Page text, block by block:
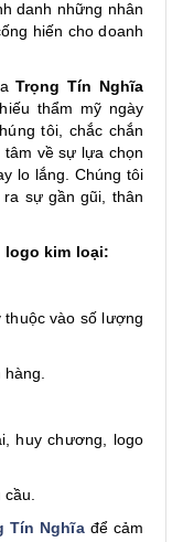
danh những nhân
hiến cho doanh
Trọng Tín Nghĩa
thẩm mỹ ngày
tôi, chắc chắn
tâm về sự lựa chọn
lo lắng. Chúng tôi
sự gần gũi, thân
logo kim loại:
thuộc vào số lượng
huy chương, logo
Tín Nghĩađể cảm